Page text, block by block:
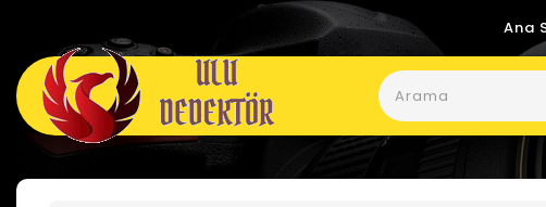
Ana